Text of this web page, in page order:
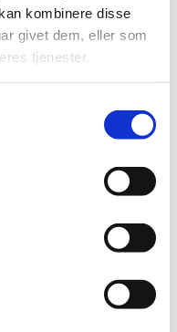
kombinere disse
givet dem, eller som
tjenester.
kan ses på
kunne lide...